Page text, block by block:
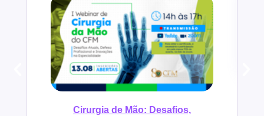
Cirurgia de Mão: Desafios,